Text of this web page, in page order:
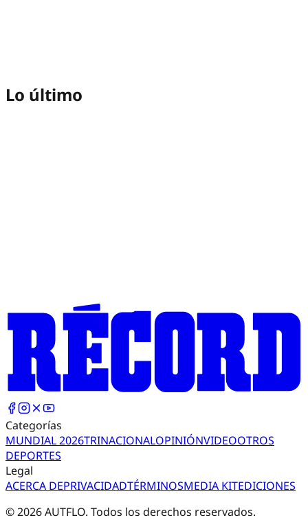
Lo último
Categorías
MUNDIAL 2026TRINACIONALOPINIÓNVIDEOOTROS
DEPORTES
Legal
ACERCA DEPRIVACIDADTÉRMINOSMEDIA KITEDICIONES
©2026AUTFLO. Todos los derechos reservados.